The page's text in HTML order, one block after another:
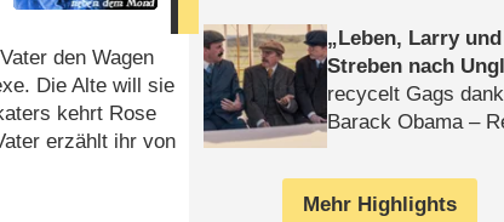
den Wagen
Die Alte will sie
kehrt Rose
erzählt ihr von
Leben, Larry
Streben nach
recycelt Gags dank
Barack Obama –
Mehr Highlights